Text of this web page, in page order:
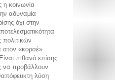
η κοινωνία
αδυναμία
όχι στην
στον «κορσέ»
πιθανό επίσης
να προβάλλουν
λύση